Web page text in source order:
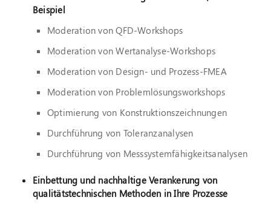
Beispiel
Moderation von QFD-Workshops
Moderation von Wertanalyse-Workshops
Moderation von Design- und Prozess-FMEA
Moderation von Problemlösungsworkshops
Optimierung von Konstruktionszeichnungen
Durchführung von Toleranzanalysen
Durchführung von Messsystemfähigkeitsanalysen
Einbettung und nachhaltige Verankerung von
qualitätstechnischen Methoden in Ihre Prozesse